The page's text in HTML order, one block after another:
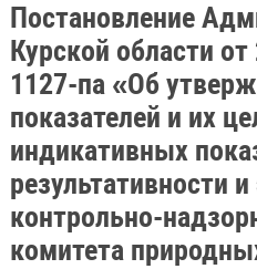
Постановление
Курской области
1127-па «Об
показателей и их
индикативных
результативности
контрольно-
комитета